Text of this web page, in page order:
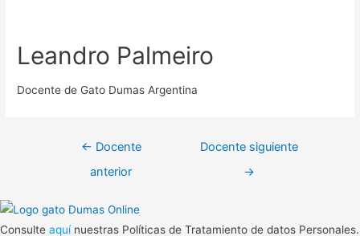
Leandro Palmeiro
Docente de Gato Dumas Argentina
Navegación
← Docente
anterior
Docente siguiente
→
Consulte aquí nuestras Políticas de Tratamiento de datos Personales.